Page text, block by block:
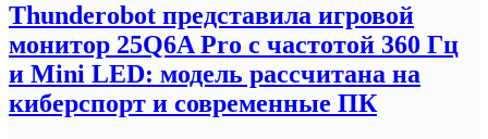
Thunderobot представила игровой
монитор 25Q6A Pro с частотой 360 Гц
и Mini LED: модель рассчитана на
киберспорт и современные ПК